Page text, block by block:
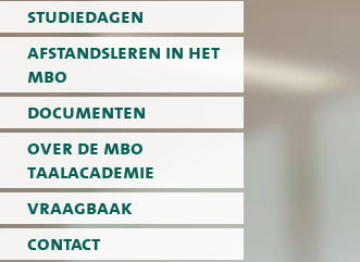
studiedagen
afstandsleren in het
mbo
documenten
over de mbo
taalacademie
vraagbaak
contact